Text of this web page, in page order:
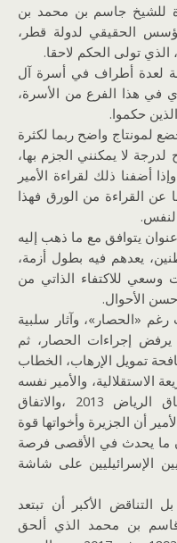
للشيخ جاسم بن محمد بن
يعتبر المؤسس الحقيقي لدولة قطر،
الذي تولى الحكم لاحقا.
لعدة أطراف في أسرة آل
في هذا الفرع من الأسرة،
حكموا.
لمونتاج واضح ربما لكثرة
لا يمكنني الجزم بها،
أضفنا ذلك لقراءة الأمير
عن القراءة من الورق فهذا
يتوافق مع ما ذهب إليه
يعدهم فيه بطول أزمة،
وسعي للاكتفاء الذاتي من
الأحوال.
«الحصار»، وآثار سلبية
يرفض إجراءات الحصار، ثم
تمويل الإرهاب، الخطاب
رفض قطر للشروط الـ13 بذريعة الاستقلالية، والأمير نفسه
وافق على المبادئ الستة في اتفاق الرياض 2013 ،والاتفاق
أكد الأمير أن الجزيرة وأخواتها قوة
ما يحدث في الأقصى فرصة
الإسرائيليين على شاشة
التناقض الأكبر أن تبتعد
بن محمد الذي ألحق